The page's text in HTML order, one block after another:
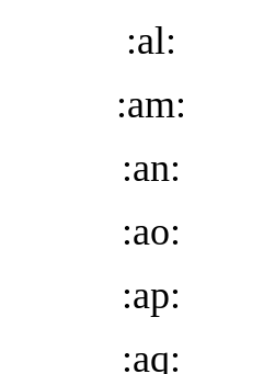
:al:
:am:
:an:
:ao:
:ap:
:aq: